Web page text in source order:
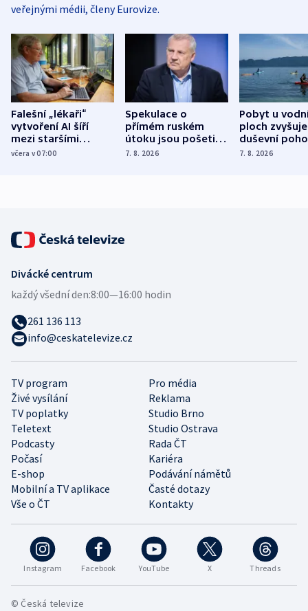
veřejnými médii, členy Eurovize.
Falešní „lékaři“
vytvoření AI šíří
mezi staršími
Poláky nebezpečné
včera v 07:00
Spekulace o
přímém ruském
útoku jsou pošetilé,
míní estonský
7. 8. 2026
Pobyt u
ploch zvyšuje
duševní
ukázala
7. 8. 2026
Instagram Facebook YouTube X Threads
TV program
Pro média
Živé vysílání
Reklama
TV poplatky
Studio Brno
Teletext
Studio Ostrava
Podcasty
Rada ČT
Počasí
Kariéra
E-shop
Podávání námětů
Mobilní a TV aplikace
Časté dotazy
Vše o ČT
Kontakty
Divácké centrum
každý všední den:8:00—16:00 hodin
261 136 113
info@ceskatelevize.cz
© Česká televize